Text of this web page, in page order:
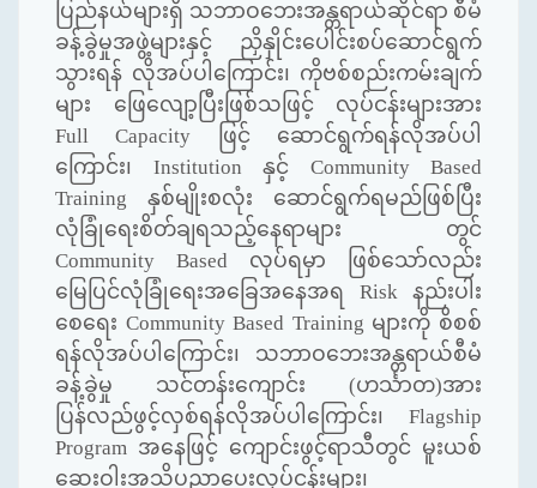
ပြည်နယ်များရှိ သဘာဝဘေးအန္တရာယ်ဆိုင်ရာ စီမံ
ခန့်ခွဲမှုအဖွဲ့များနှင့် ညှိနှိုင်းပေါင်းစပ်ဆောင်ရွက်
သွားရန် လိုအပ်ပါကြောင်း၊ ကိုဗစ်စည်းကမ်းချက်
များ ဖြေလျော့ပြီးဖြစ်သဖြင့် လုပ်ငန်းများအား
Full Capacity
ဖြင့် ဆောင်ရွက်ရန်လိုအပ်ပါ
ကြောင်း၊ Institution နှင့် Community Based
Training နှစ်မျိုးစလုံး ဆောင်ရွက်ရမည်ဖြစ်ပြီး
လုံခြုံရေးစိတ်ချရသည့်နေရာများ တွင်
Community Based လုပ်ရမှာ ဖြစ်သော်လည်း
မြေပြင်လုံခြုံရေးအခြေအနေအရ Risk နည်းပါး
စေရေး Community Based Training များကို စိစစ်
ရန်လိုအပ်ပါကြောင်း၊ သဘာဝဘေးအန္တရာယ်စီမံ
ခန့်ခွဲမှု သင်တန်းကျောင်း (ဟင်္သာတ)အား
ပြန်လည်ဖွင့်လှစ်ရန်လိုအပ်ပါကြောင်း၊ Flagship
Program အနေဖြင့် ကျောင်းဖွင့်ရာသီတွင် မူးယစ်
ဆေးဝါးအသိပညာပေးလုပ်ငန်းများ၊